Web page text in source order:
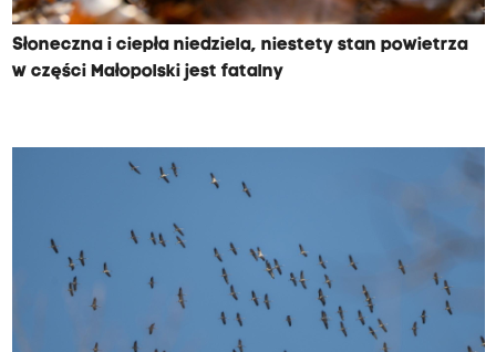
Słoneczna i ciepła niedziela, niestety stan powietrza
w części Małopolski jest fatalny